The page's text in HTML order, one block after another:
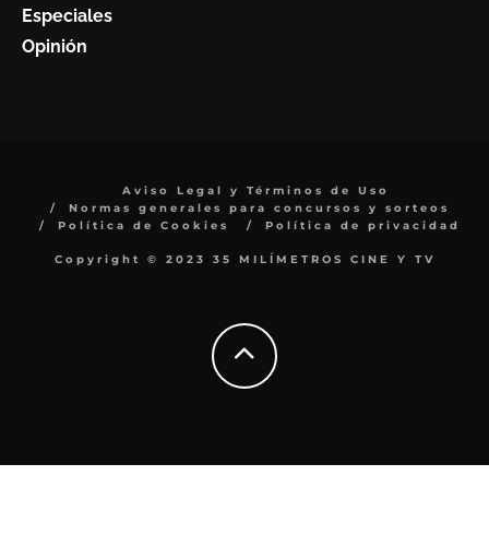
Especiales
Opinión
Aviso Legal y Términos de Uso
Normas generales para concursos y sorteos
Política de Cookies
Política de privacidad
Copyright © 2023 35 MILÍMETROS CINE Y TV